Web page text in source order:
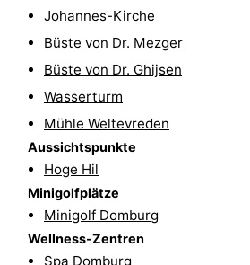
Renesse
Brouwershaven
Bruinisse
Zierikzee
Natur
Oosterschelde
Burgh
Haamstede
Natur
Walcheren
Johannes-Kirche
Büste von Dr. Mezger
Büste von Dr. Ghijsen
Wasserturm
Mühle Weltevreden
Aussichtspunkte
Hoge Hil
Minigolfplätze
Minigolf Domburg
Wellness-Zentren
Spa Domburg